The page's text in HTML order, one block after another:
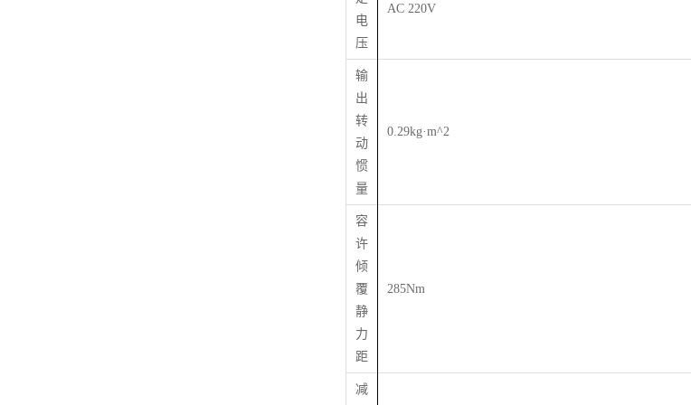
电
压
AC 220V
输
出
转
动
惯
量
0.29kg·m^2
容
许
倾
覆
静
力
距
285Nm
减